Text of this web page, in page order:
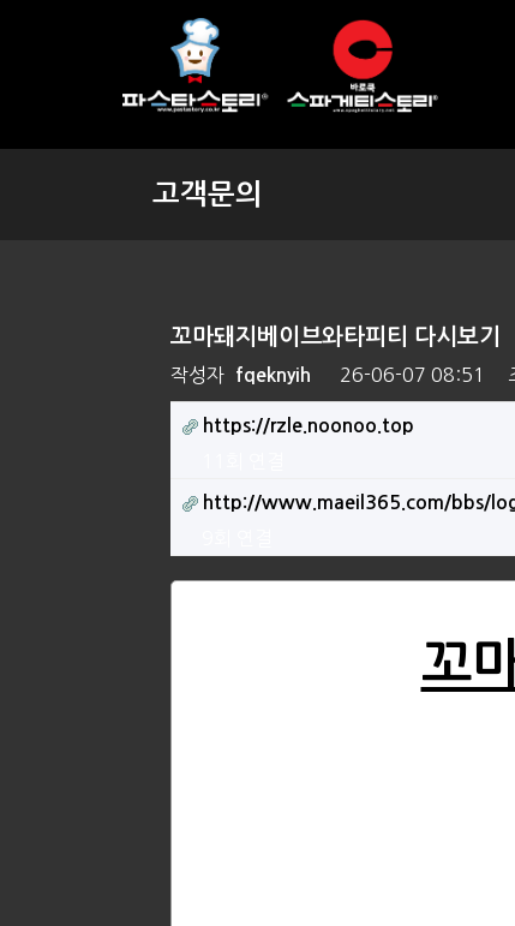
고객문의
꼬마돼지베이브와타피티 다시보기
작성자 fqeknyih 26-06-07 08:51
https://rzle.noonoo.top
http://www.maeil365.com/bbs/
꼬